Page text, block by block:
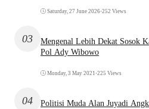
Saturday, 27 June 2026•252 Views
03
Mengenal Lebih Dekat Sosok
Pol Ady Wibowo
Monday, 3 May 2021 •225 Views
04
Politisi Muda Alan Juyadi